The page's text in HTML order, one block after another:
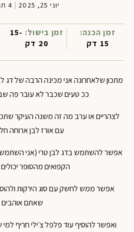
יוני 25, 2025 |
זמן הכנה:
15 דק
זמן בישול: 15-
20 דק
מתכון שלאחרונה אני מכינה הרבה של דג
ככ טעים שכבר לא עובר פה
לצהריים או ערב מה זה משנה העיקר
עם אורז לבן ארוחה
אפשר להשתמש בדג לבן טרי (אני
הקפואים מהסופר
אפשר ממש לחשק עם סוג הירקות
שאתם אוהבים
ואפשר להוסיף עוד פלפל צ׳ילי חריף